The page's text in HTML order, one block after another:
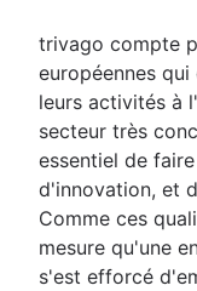
trivago compte
européennes
leurs activités à
secteur très
essentiel de
d'innovation, et
Comme ces
mesure qu'une
s'est efforcé